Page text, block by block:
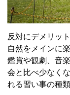
反対にデメリッ
自然をメインに
鑑賞や観劇、音
会と比べ少なく
れる習い事の種